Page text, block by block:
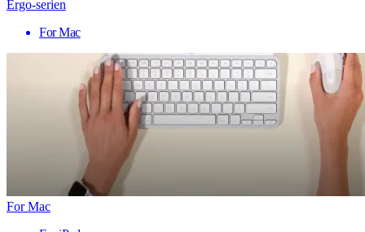
Ergo-serien
For Mac
For Mac